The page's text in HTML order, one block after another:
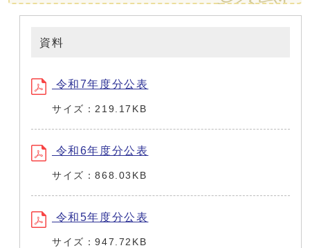
資料
令和7年度分公表
サイズ：219.17KB
令和6年度分公表
サイズ：868.03KB
令和5年度分公表
サイズ：947.72KB